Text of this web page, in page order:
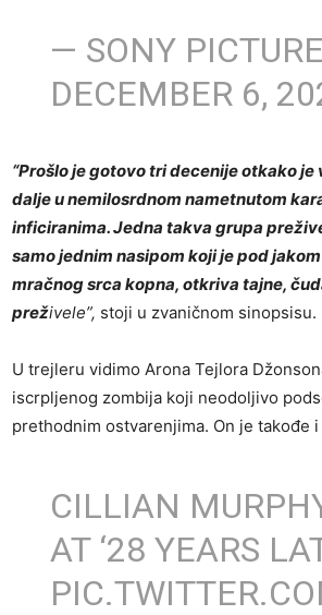
— SONY
DECEMBER 6,
“Prošlo je gotovo tri decenije otkako
dalje u nemilosrdnom nametnutom
inficiranima. Jedna takva grupa
samo jednim nasipom koji je pod
mračnog srca kopna, otkriva tajne,
preživele”, stoji u zvaničnom sinopsisu.
U trejleru vidimo Arona Tejlora
iscrpljenog zombija koji neodoljivo
prethodnim ostvarenjima. On je takođe
CILLIAN
AT ‘28 YEARS